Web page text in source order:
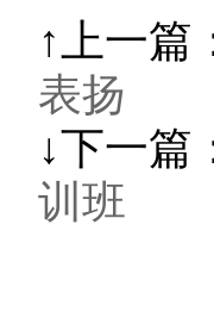
↑上一篇
表扬
↓下一篇
训班